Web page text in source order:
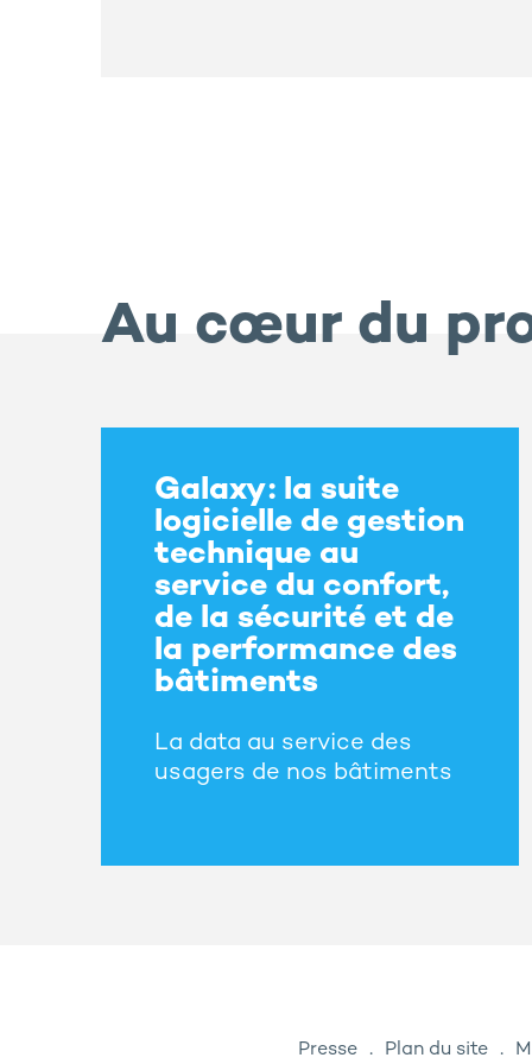
Au cœur du
Galaxy : la suite
logicielle de gestion
technique au
service du confort,
de la sécurité et de
la performance des
bâtiments
La data au service des
usagers de nos bâtiments
Presse Plan du site